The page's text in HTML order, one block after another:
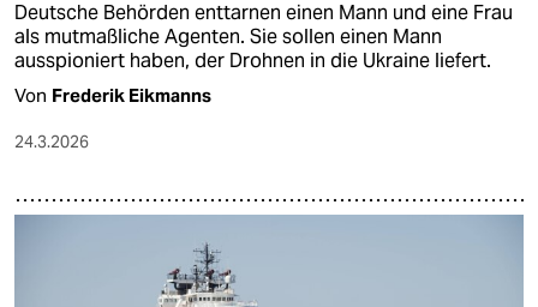
Deutsche Behörden enttarnen einen Mann und eine Frau
als mutmaßliche Agenten. Sie sollen einen Mann
ausspioniert haben, der Drohnen in die Ukraine liefert.
Von Frederik Eikmanns
24.3.2026